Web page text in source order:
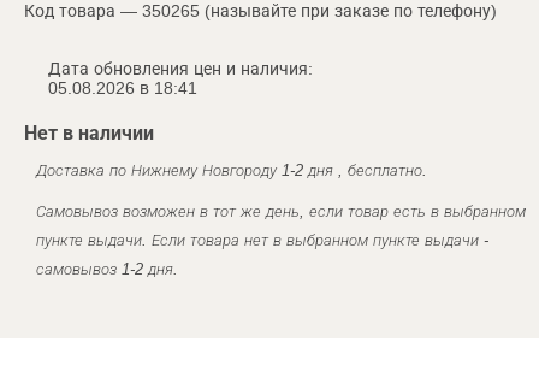
Код товара — 350265 (называйте при заказе по телефону)
Дата обновления цен и наличия:
05.08.2026 в 18:41
Нет в наличии
Доставка по Нижнему Новгороду 1-2 дня , бесплатно.
Самовывоз возможен в тот же день, если товар есть в выбранном
пункте выдачи. Если товара нет в выбранном пункте выдачи -
самовывоз 1-2 дня.